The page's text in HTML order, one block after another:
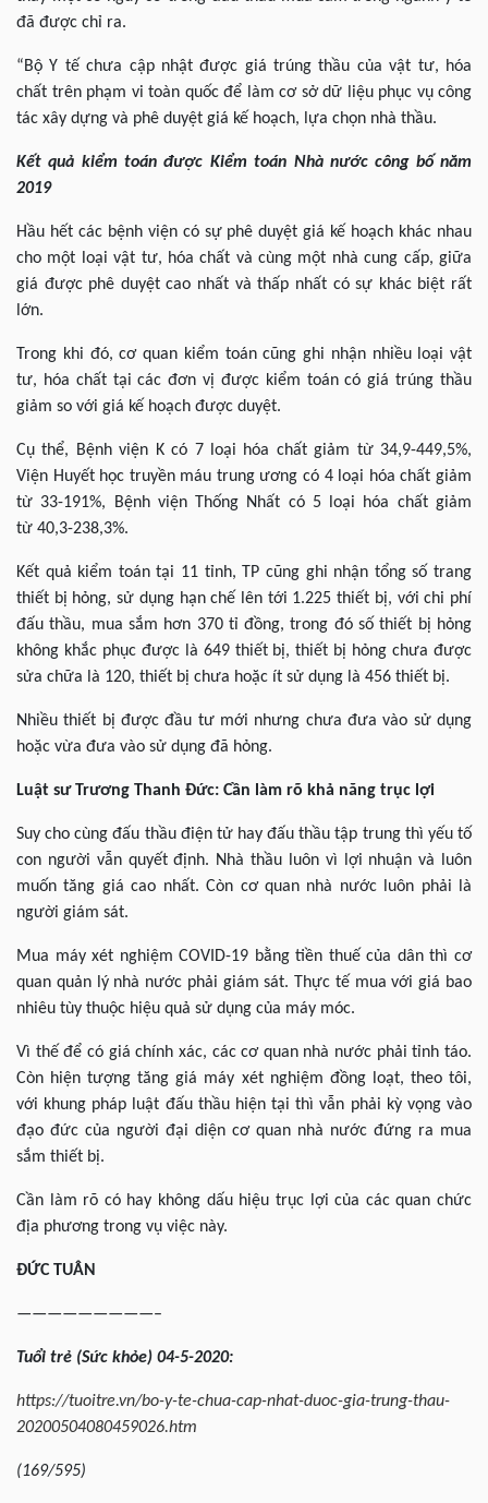
đã được chỉ ra.
“Bộ Y tế chưa cập nhật được giá trúng thầu của vật tư, hóa
chất trên phạm vi toàn quốc để làm cơ sở dữ liệu phục vụ công
tác xây dựng và phê duyệt giá kế hoạch, lựa chọn nhà thầu.
Kết quả kiểm toán được Kiểm toán Nhà nước công bố năm
2019
Hầu hết các bệnh viện có sự phê duyệt giá kế hoạch khác nhau
cho một loại vật tư, hóa chất và cùng một nhà cung cấp, giữa
giá được phê duyệt cao nhất và thấp nhất có sự khác biệt rất
lớn.
Trong khi đó, cơ quan kiểm toán cũng ghi nhận nhiều loại vật
tư, hóa chất tại các đơn vị được kiểm toán có giá trúng thầu
giảm so với giá kế hoạch được duyệt.
Cụ thể, Bệnh viện K có 7 loại hóa chất giảm từ 34,9-449,5%,
Viện Huyết học truyền máu trung ương có 4 loại hóa chất giảm
từ 33-191%, Bệnh viện Thống Nhất có 5 loại hóa chất giảm
từ 40,3-238,3%.
Kết quả kiểm toán tại 11 tỉnh, TP cũng ghi nhận tổng số trang
thiết bị hỏng, sử dụng hạn chế lên tới 1.225 thiết bị, với chi phí
đấu thầu, mua sắm hơn 370 tỉ đồng, trong đó số thiết bị hỏng
không khắc phục được là 649 thiết bị, thiết bị hỏng chưa được
sửa chữa là 120, thiết bị chưa hoặc ít sử dụng là 456 thiết bị.
Nhiều thiết bị được đầu tư mới nhưng chưa đưa vào sử dụng
hoặc vừa đưa vào sử dụng đã hỏng.
Luật sư Trương Thanh Đức: Cần làm rõ khả năng trục lợi
Suy cho cùng đấu thầu điện tử hay đấu thầu tập trung thì yếu tố
con người vẫn quyết định. Nhà thầu luôn vì lợi nhuận và luôn
muốn tăng giá cao nhất. Còn cơ quan nhà nước luôn phải là
người giám sát.
Mua máy xét nghiệm COVID-19 bằng tiền thuế của dân thì cơ
quan quản lý nhà nước phải giám sát. Thực tế mua với giá bao
nhiêu tùy thuộc hiệu quả sử dụng của máy móc.
Vì thế để có giá chính xác, các cơ quan nhà nước phải tỉnh táo.
Còn hiện tượng tăng giá máy xét nghiệm đồng loạt, theo tôi,
với khung pháp luật đấu thầu hiện tại thì vẫn phải kỳ vọng vào
đạo đức của người đại diện cơ quan nhà nước đứng ra mua
sắm thiết bị.
Cần làm rõ có hay không dấu hiệu trục lợi của các quan chức
địa phương trong vụ việc này.
ĐỨC TUÂN
—————————–
Tuổi trẻ (Sức khỏe) 04-5-2020:
https://tuoitre.vn/bo-y-te-chua-cap-nhat-duoc-gia-trung-thau-
20200504080459026.htm
(169/595)